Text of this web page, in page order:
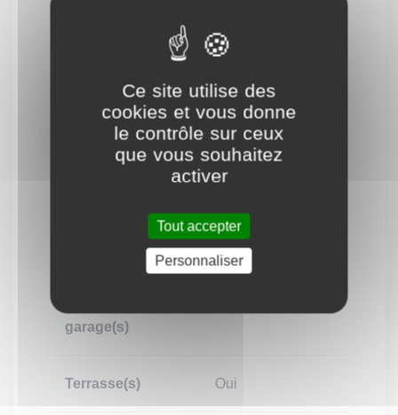
Chambres 3
Nombre de
2
Salle de bain 1
garage(s)
Terrasse(s) Oui
Ce site utilise des
cookies et vous donne
le contrôle sur ceux
que vous souhaitez
activer
Tout accepter
Personnaliser